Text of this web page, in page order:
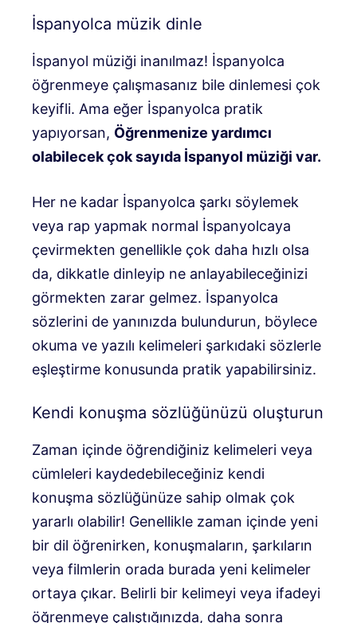
İspanyolca müzik dinle
İspanyol müziği inanılmaz! İspanyolca
öğrenmeye çalışmasanız bile dinlemesi çok
keyifli. Ama eğer İspanyolca pratik
yapıyorsan, Öğrenmenize yardımcı
olabilecek çok sayıda İspanyol müziği var.
Her ne kadar İspanyolca şarkı söylemek
veya rap yapmak normal İspanyolcaya
çevirmekten genellikle çok daha hızlı olsa
da, dikkatle dinleyip ne anlayabileceğinizi
görmekten zarar gelmez. İspanyolca
sözlerini de yanınızda bulundurun, böylece
okuma ve yazılı kelimeleri şarkıdaki sözlerle
eşleştirme konusunda pratik yapabilirsiniz.
Kendi konuşma sözlüğünüzü oluşturun
Zaman içinde öğrendiğiniz kelimeleri veya
cümleleri kaydedebileceğiniz kendi
konuşma sözlüğünüze sahip olmak çok
yararlı olabilir! Genellikle zaman içinde yeni
bir dil öğrenirken, konuşmaların, şarkıların
veya filmlerin orada burada yeni kelimeler
ortaya çıkar. Belirli bir kelimeyi veya ifadeyi
öğrenmeye çalıştığınızda, daha sonra